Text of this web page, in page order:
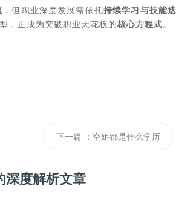
，但职业深度发展需依托持续学习与技能迭
，正成为突破职业天花板的核心方程式。
下一篇 ：空姐都是什么学历
深度解析文章